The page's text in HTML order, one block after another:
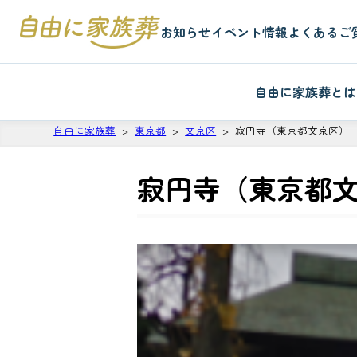
お知らせイベント情報よくあるご
自由に家族葬とは
自由に家族葬 東京都 文京区 寂円寺（東京都文京区）
寂円寺（東京都